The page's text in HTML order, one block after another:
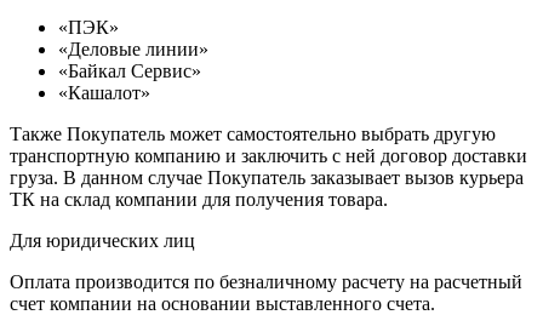
«ПЭК»
«Деловые линии»
«Байкал Сервис»
«Кашалот»
Также Покупатель может самостоятельно выбрать другую
транспортную компанию и заключить с ней договор доставки
груза. В данном случае Покупатель заказывает вызов курьера
ТК на склад компании для получения товара.
Для юридических лиц
Оплата производится по безналичному расчету на расчетный
счет компании на основании выставленного счета.